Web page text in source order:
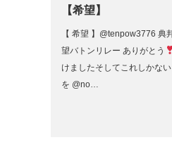
【希望】
【 希望 】@tenpow3776 典
望バトンリレー ありがとう
けましたそしてこれしかな
を @no…